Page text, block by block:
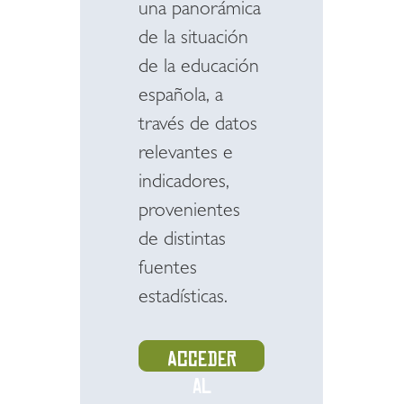
una panorámica
de la situación
de la educación
española, a
través de datos
relevantes e
indicadores,
provenientes
de distintas
fuentes
estadísticas.
Acceder
al